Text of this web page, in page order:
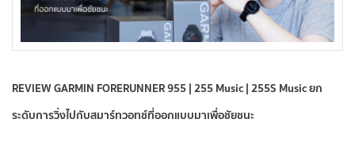
REVIEW GARMIN FORERUNNER 955 | 255 Music | 255S Music ยก
ระดับการวิ่งไปกับสมาร์ทวอทช์ที่ออกแบบมาเพื่อชัยชนะ